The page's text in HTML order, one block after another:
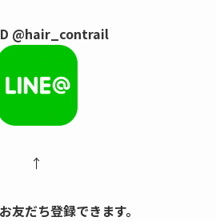
@hair_contrail
↑
友だち登録できます。